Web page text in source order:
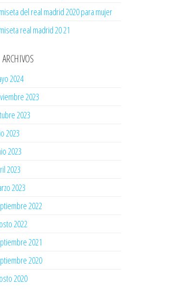
del real madrid 2020 para mujer
real madrid 20 21
ARCHIVOS
2024
2023
2023
2023
2023
2023
2023
2022
2022
2021
2020
2020